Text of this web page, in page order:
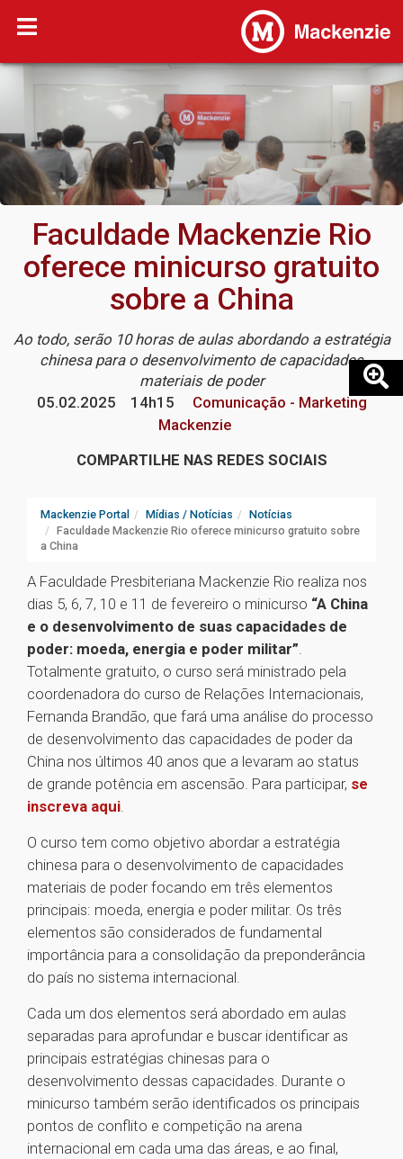
Faculdade Mackenzie Rio
oferece minicurso gratuito
sobre a China
Ao todo, serão 10 horas de aulas abordando a estratégia
chinesa para o desenvolvimento de capacidades
materiais de poder
05.02.2025
14h15
Comunicação - Marketing
Mackenzie
COMPARTILHE NAS REDES SOCIAIS
Mackenzie Portal Mídias / Notícias
Notícias
Faculdade Mackenzie Rio oferece minicurso gratuito sobre
a China
A Faculdade Presbiteriana Mackenzie Rio realiza nos
dias 5, 6, 7, 10 e 11 de fevereiro o minicurso “A China
e o desenvolvimento de suas capacidades de
poder: moeda, energia e poder militar”.
Totalmente gratuito, o curso será ministrado pela
coordenadora do curso de Relações Internacionais,
Fernanda Brandão, que fará uma análise do processo
de desenvolvimento das capacidades de poder da
China nos últimos 40 anos que a levaram ao status
de grande potência em ascensão. Para participar, se
inscreva aqui.
O curso tem como objetivo abordar a estratégia
chinesa para o desenvolvimento de capacidades
materiais de poder focando em três elementos
principais: moeda, energia e poder militar. Os três
elementos são considerados de fundamental
importância para a consolidação da preponderância
do país no sistema internacional.
Cada um dos elementos será abordado em aulas
separadas para aprofundar e buscar identificar as
principais estratégias chinesas para o
desenvolvimento dessas capacidades. Durante o
minicurso também serão identificados os principais
pontos de conflito e competição na arena
internacional em cada uma das áreas, e ao final,